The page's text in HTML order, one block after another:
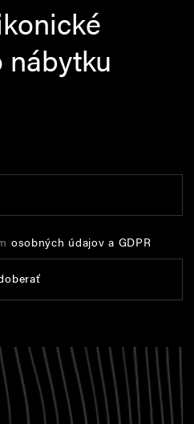
nábytku
osobných údajov a GDPR